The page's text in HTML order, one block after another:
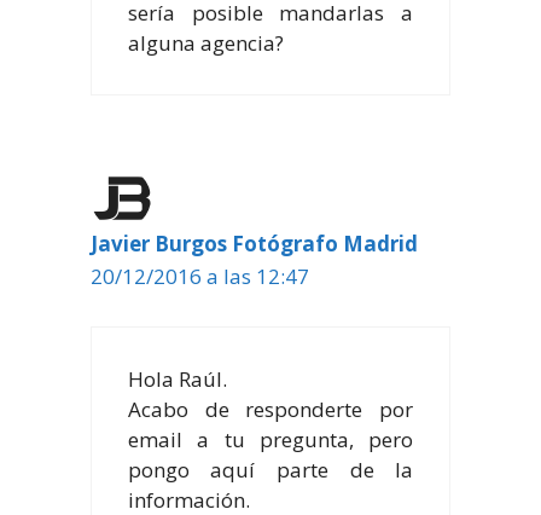
sería posible mandarlas a
alguna agencia?
Javier Burgos Fotógrafo Madrid
20/12/2016 a las 12:47
Hola Raúl.
Acabo de responderte por
email a tu pregunta, pero
pongo aquí parte de la
información.